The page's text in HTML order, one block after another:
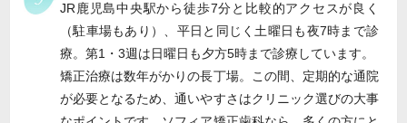
JR鹿児島中央駅から徒歩7分と比較的アクセスが良く
（駐車場もあり）、平日と同じく土曜日も夜7時まで診
療。第1・3週は日曜日も夕方5時まで診療しています。
矯正治療は数年がかりの長丁場。この間、定期的な通院
が必要となるため、通いやすさはクリニック選びの大事